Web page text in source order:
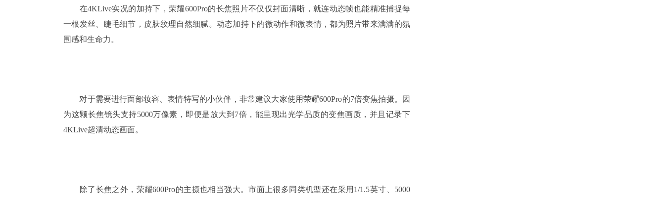
在4KLive实况的加持下，荣耀600Pro的长焦照片不仅仅封面清晰，就连动态帧也能精准捕捉每
一根发丝、睫毛细节，皮肤纹理自然细腻。动态加持下的微动作和微表情，都为照片带来满满的氛
围感和生命力。
对于需要进行面部妆容、表情特写的小伙伴，非常建议大家使用荣耀600Pro的7倍变焦拍摄。因
为这颗长焦镜头支持5000万像素，即便是放大到7倍，能呈现出光学品质的变焦画质，并且记录下
4KLive超清动态画面。
除了长焦之外，荣耀600Pro的主摄也相当强大。市面上很多同类机型还在采用1/1.5英寸、5000